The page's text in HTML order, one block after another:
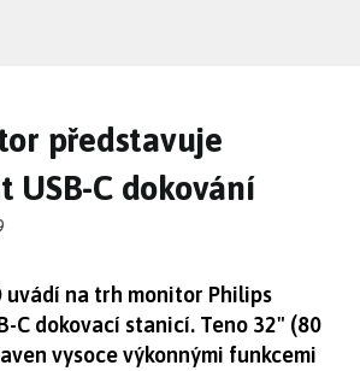
představuje
USB-C dokování
uvádí na trh monitor Philips
C dokovací stanicí. Teno 32" (80
vysoce výkonnými funkcemi